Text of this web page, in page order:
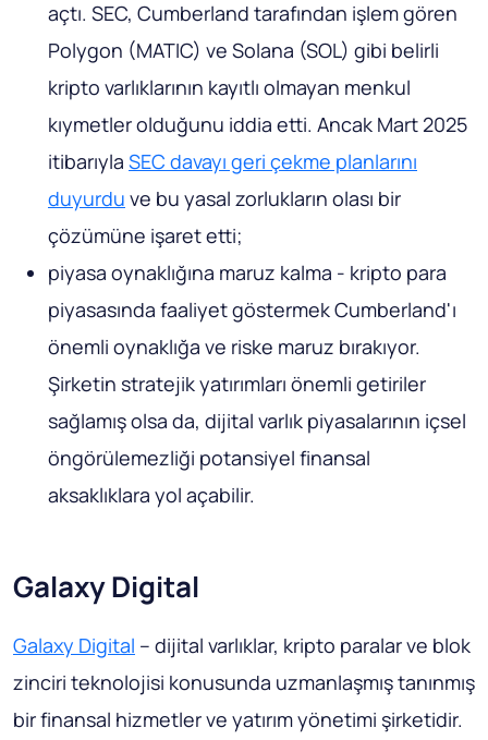
açtı. SEC, Cumberland tarafından işlem gören
Polygon (MATIC) ve Solana (SOL) gibi belirli
kripto varlıklarının kayıtlı olmayan menkul
kıymetler olduğunu iddia etti. Ancak Mart 2025
itibarıyla SEC davayı geri çekme planlarını
duyurdu ve bu yasal zorlukların olası bir
çözümüne işaret etti;
piyasa oynaklığına maruz kalma - kripto para
piyasasında faaliyet göstermek Cumberland'ı
önemli oynaklığa ve riske maruz bırakıyor.
Şirketin stratejik yatırımları önemli getiriler
sağlamış olsa da, dijital varlık piyasalarının içsel
öngörülemezliği potansiyel finansal
aksaklıklara yol açabilir.
Galaxy Digital
Galaxy Digital – dijital varlıklar, kripto paralar ve blok
zinciri teknolojisi konusunda uzmanlaşmış tanınmış
bir finansal hizmetler ve yatırım yönetimi şirketidir.